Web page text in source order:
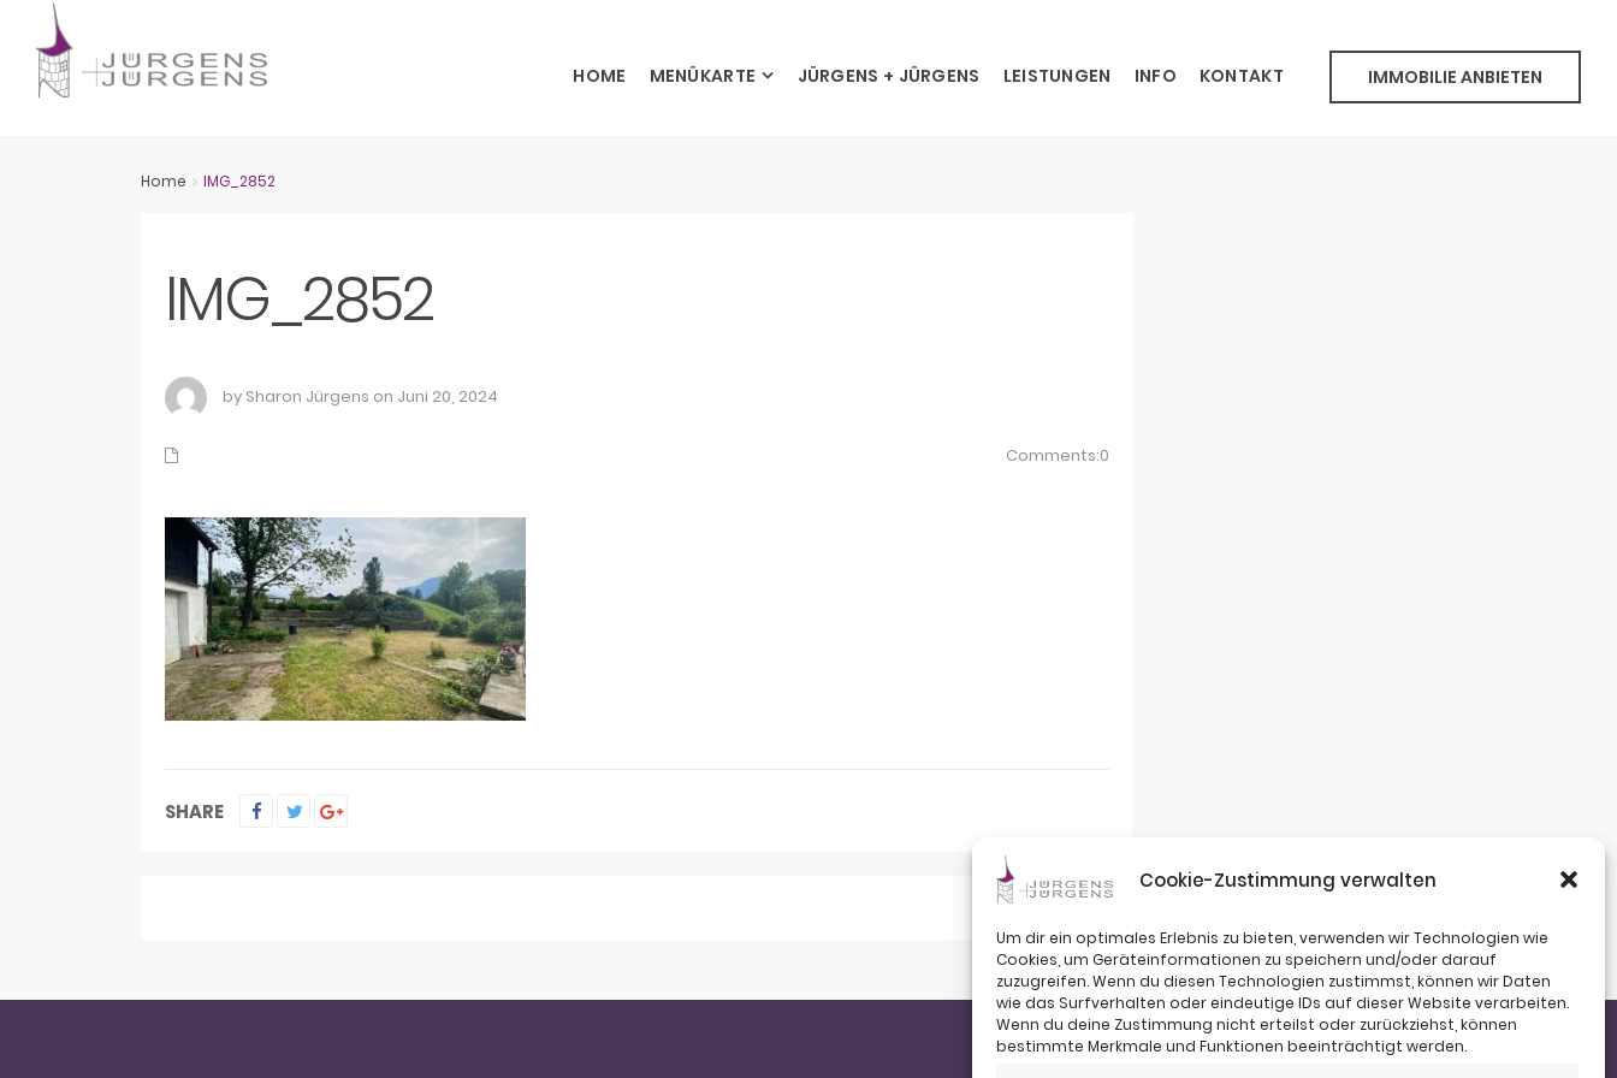
Cookie-Zustimmung verwalten
Um dir ein optimales Erlebnis zu bieten, verwenden wir Technologien wie
Cookies, um Geräteinformationen zu speichern und/oder darauf
zuzugreifen. Wenn du diesen Technologien zustimmst, können wir Daten
wie das Surfverhalten oder eindeutige IDs auf dieser Website verarbeiten.
Wenn du deine Zustimmung nicht erteilst oder zurückziehst, können
bestimmte Merkmale und Funktionen beeinträchtigt werden.
IMMOBILIE ANBIETEN
HOME MENÜKARTE JÜRGENS + JÜRGENS LEISTUNGEN INFO KONTAKT
Home IMG_2852
IMG_2852
by Sharon Jürgens on Juni 20, 2024
Comments:0
SHARE